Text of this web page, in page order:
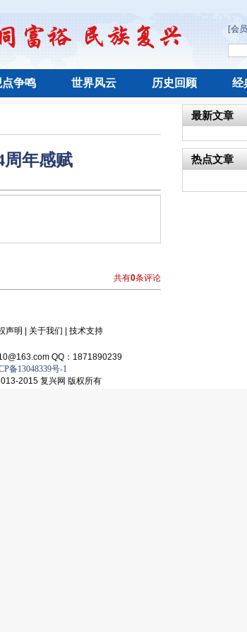
[会
点争鸣 世界风云 历史回顾 经
周年感赋
共有0条评论
最新文章
热点文章
声明 关于我们 技术支持
QQ：1871890239
备13048339号-1
2015 复兴网 版权所有